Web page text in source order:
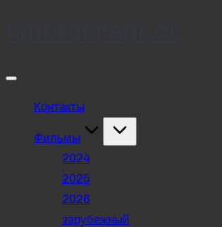
Контакты
Фильмы
2024
2025
2026
зарубежный